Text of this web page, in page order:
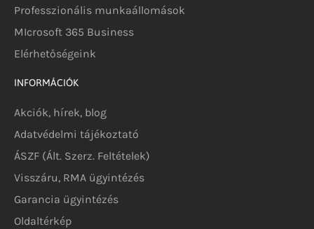
Professzionális munkaállomások
MIcrosoft 365 Business
Elérhetőségeink
INFORMÁCIÓK
Akciók, hírek, blog
Adatvédelmi tájékoztató
ÁSZF (Ált. Szerz. Feltételek)
Visszáru, RMA ügyintézés
Garancia ügyintézés
Oldaltérkép